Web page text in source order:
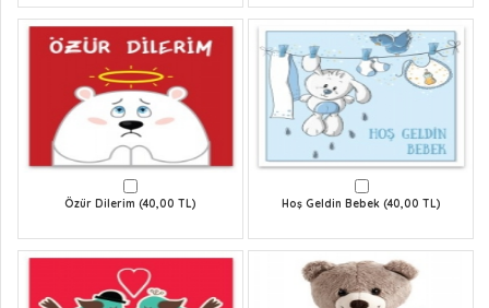
Özür Dilerim (40,00 TL) Hoş Geldin Bebek (40,00 TL)